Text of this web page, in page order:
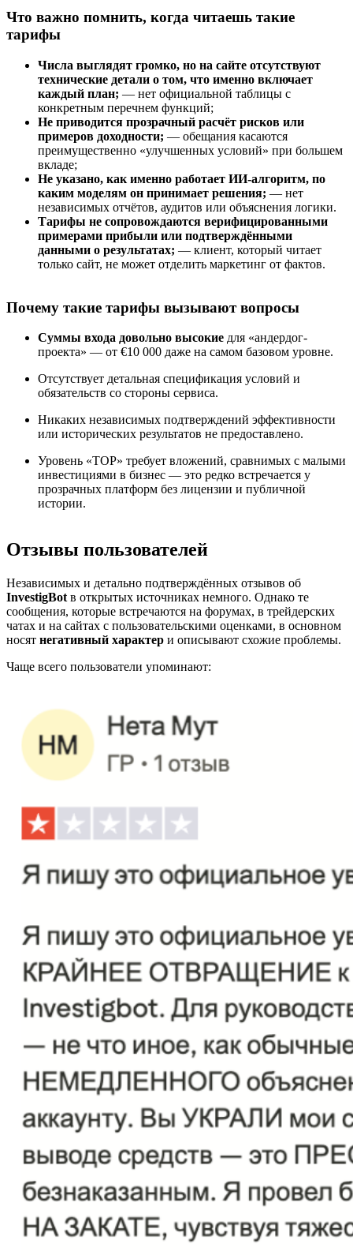
Что важно помнить, когда читаешь такие
тарифы
Числа выглядят громко, но на сайте отсутствуют
технические детали о том, что именно включает
каждый план; — нет официальной таблицы с
конкретным перечнем функций;
Не приводится прозрачный расчёт рисков или
примеров доходности; — обещания касаются
преимущественно «улучшенных условий» при большем
вкладе;
Не указано, как именно работает ИИ-алгоритм, по
каким моделям он принимает решения; — нет
независимых отчётов, аудитов или объяснения логики.
Тарифы не сопровождаются верифицированными
примерами прибыли или подтверждёнными
данными о результатах; — клиент, который читает
только сайт, не может отделить маркетинг от фактов.
Почему такие тарифы вызывают вопросы
Суммы входа довольно высокие для «андердог-
проекта» — от €10 000 даже на самом базовом уровне.
Отсутствует детальная спецификация условий и
обязательств со стороны сервиса.
Никаких независимых подтверждений эффективности
или исторических результатов не предоставлено.
Уровень «TOP» требует вложений, сравнимых с малыми
инвестициями в бизнес — это редко встречается у
прозрачных платформ без лицензии и публичной
истории.
Отзывы пользователей
Независимых и детально подтверждённых отзывов об
InvestigBot в открытых источниках немного. Однако те
сообщения, которые встречаются на форумах, в трейдерских
чатах и на сайтах с пользовательскими оценками, в основном
носят негативный характер и описывают схожие проблемы.
Чаще всего пользователи упоминают: